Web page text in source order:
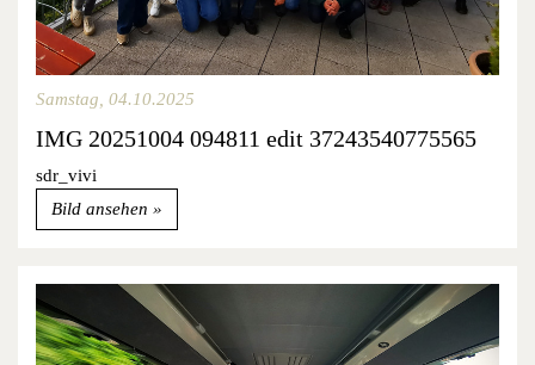
Samstag, 04.10.2025
IMG 20251004 094811 edit 37243540775565
sdr_vivi
Bild ansehen